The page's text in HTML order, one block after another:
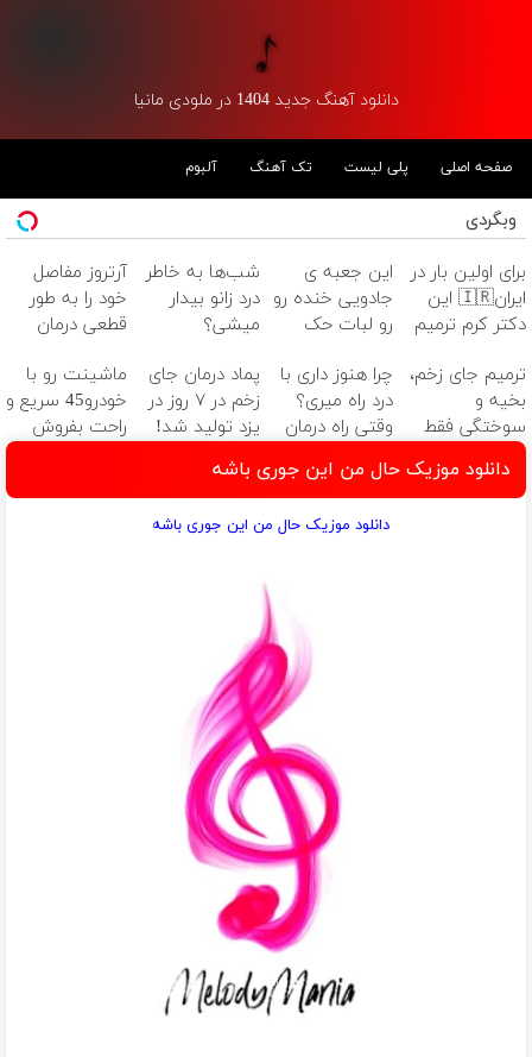
دانلود آهنگ جدید 1404 در ملودی مانیا
صفحه اصلی پلی لیست تک آهنگ آلبوم
وبگردی
برای اولین بار در
ایران🇮🇷 این
دکتر کرم ترمیم
ساخت!
این جعبه ی
جادویی خنده رو
رو لبات حک
خرید40%تخفیف
شب‌ها به خاطر
درد زانو بیدار
میشی؟
آرتروز مفاصل
خود را به طور
قطعی درمان
◂پرسش‌نامه▸
ترمیم جای زخم،
بخیه و
سوختگی فقط
در 3 هفته!!😍
چرا هنوز داری با
درد راه میری؟
وقتی راه درمان
پماد درمان جای
زخم در ۷ روز در
یزد تولید شد!
ماشینت رو با
خودرو45 سریع و
راحت بفروش
دانلود موزیک حال من این جوری باشه
دانلود موزیک حال من این جوری باشه